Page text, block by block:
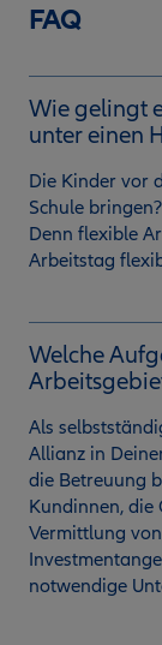
FAQ
Wie gelingt
unter einen
Die Kinder vor
Schule
Denn flexible
Arbeitstag
Welche
Als
Allianz in
die Betreuung
Kundinnen, die
Vermittlung
notwendige